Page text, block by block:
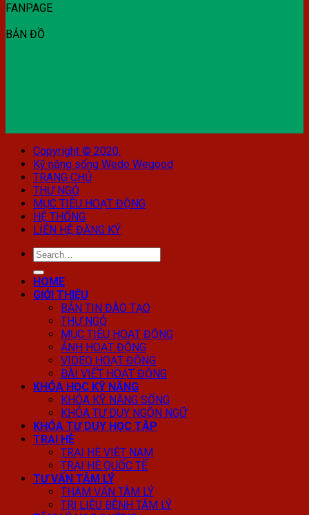
FANPAGE
BẢN ĐỒ
Copyright © 2020.
Kỹ năng sống Wedo Wegood
TRANG CHỦ
THƯ NGỎ
MỤC TIÊU HOẠT ĐỘNG
HỆ THỐNG
LIÊN HỆ ĐĂNG KÝ
HOME
GIỚI THIỆU
BẢN TIN ĐÀO TẠO
THƯ NGỎ
MỤC TIÊU HOẠT ĐỘNG
ẢNH HOẠT ĐỘNG
VIDEO HOẠT ĐỘNG
BÀI VIẾT HOẠT ĐỘNG
KHÓA HỌC KỸ NĂNG
KHÓA KỸ NĂNG SỐNG
KHÓA TƯ DUY NGÔN NGỮ
KHÓA TƯ DUY HỌC TẬP
TRẠI HÈ
TRẠI HÈ VIỆT NAM
TRẠI HÈ QUỐC TẾ
TƯ VẤN TÂM LÝ
THAM VẤN TÂM LÝ
TRỊ LIỆU BỆNH TÂM LÝ